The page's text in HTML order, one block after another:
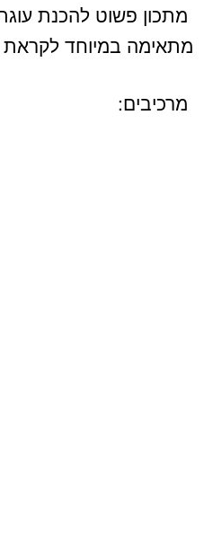
מתכון פשוט להכנת
מתאימה במיוחד
מרכיבים: